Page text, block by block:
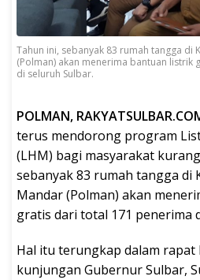
Tahun ini, sebanyak 83 rumah tangga di
(Polman) akan menerima bantuan listrik
di seluruh Sulbar.
POLMAN,
terus mendorong program
(LHM) bagi masyarakat
sebanyak 83 rumah tangga di
Mandar (Polman) akan
gratis dari total 171 penerima
Hal itu terungkap dalam
kunjungan Gubernur Sulbar,